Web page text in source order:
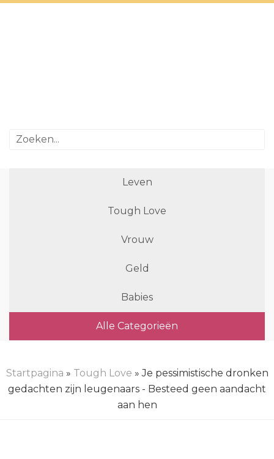
Leven
Tough Love
Vrouw
Geld
Babies
Alle Categorieën
Startpagina » Tough Love » Je pessimistische dronken
gedachten zijn leugenaars - Besteed geen aandacht
aan hen